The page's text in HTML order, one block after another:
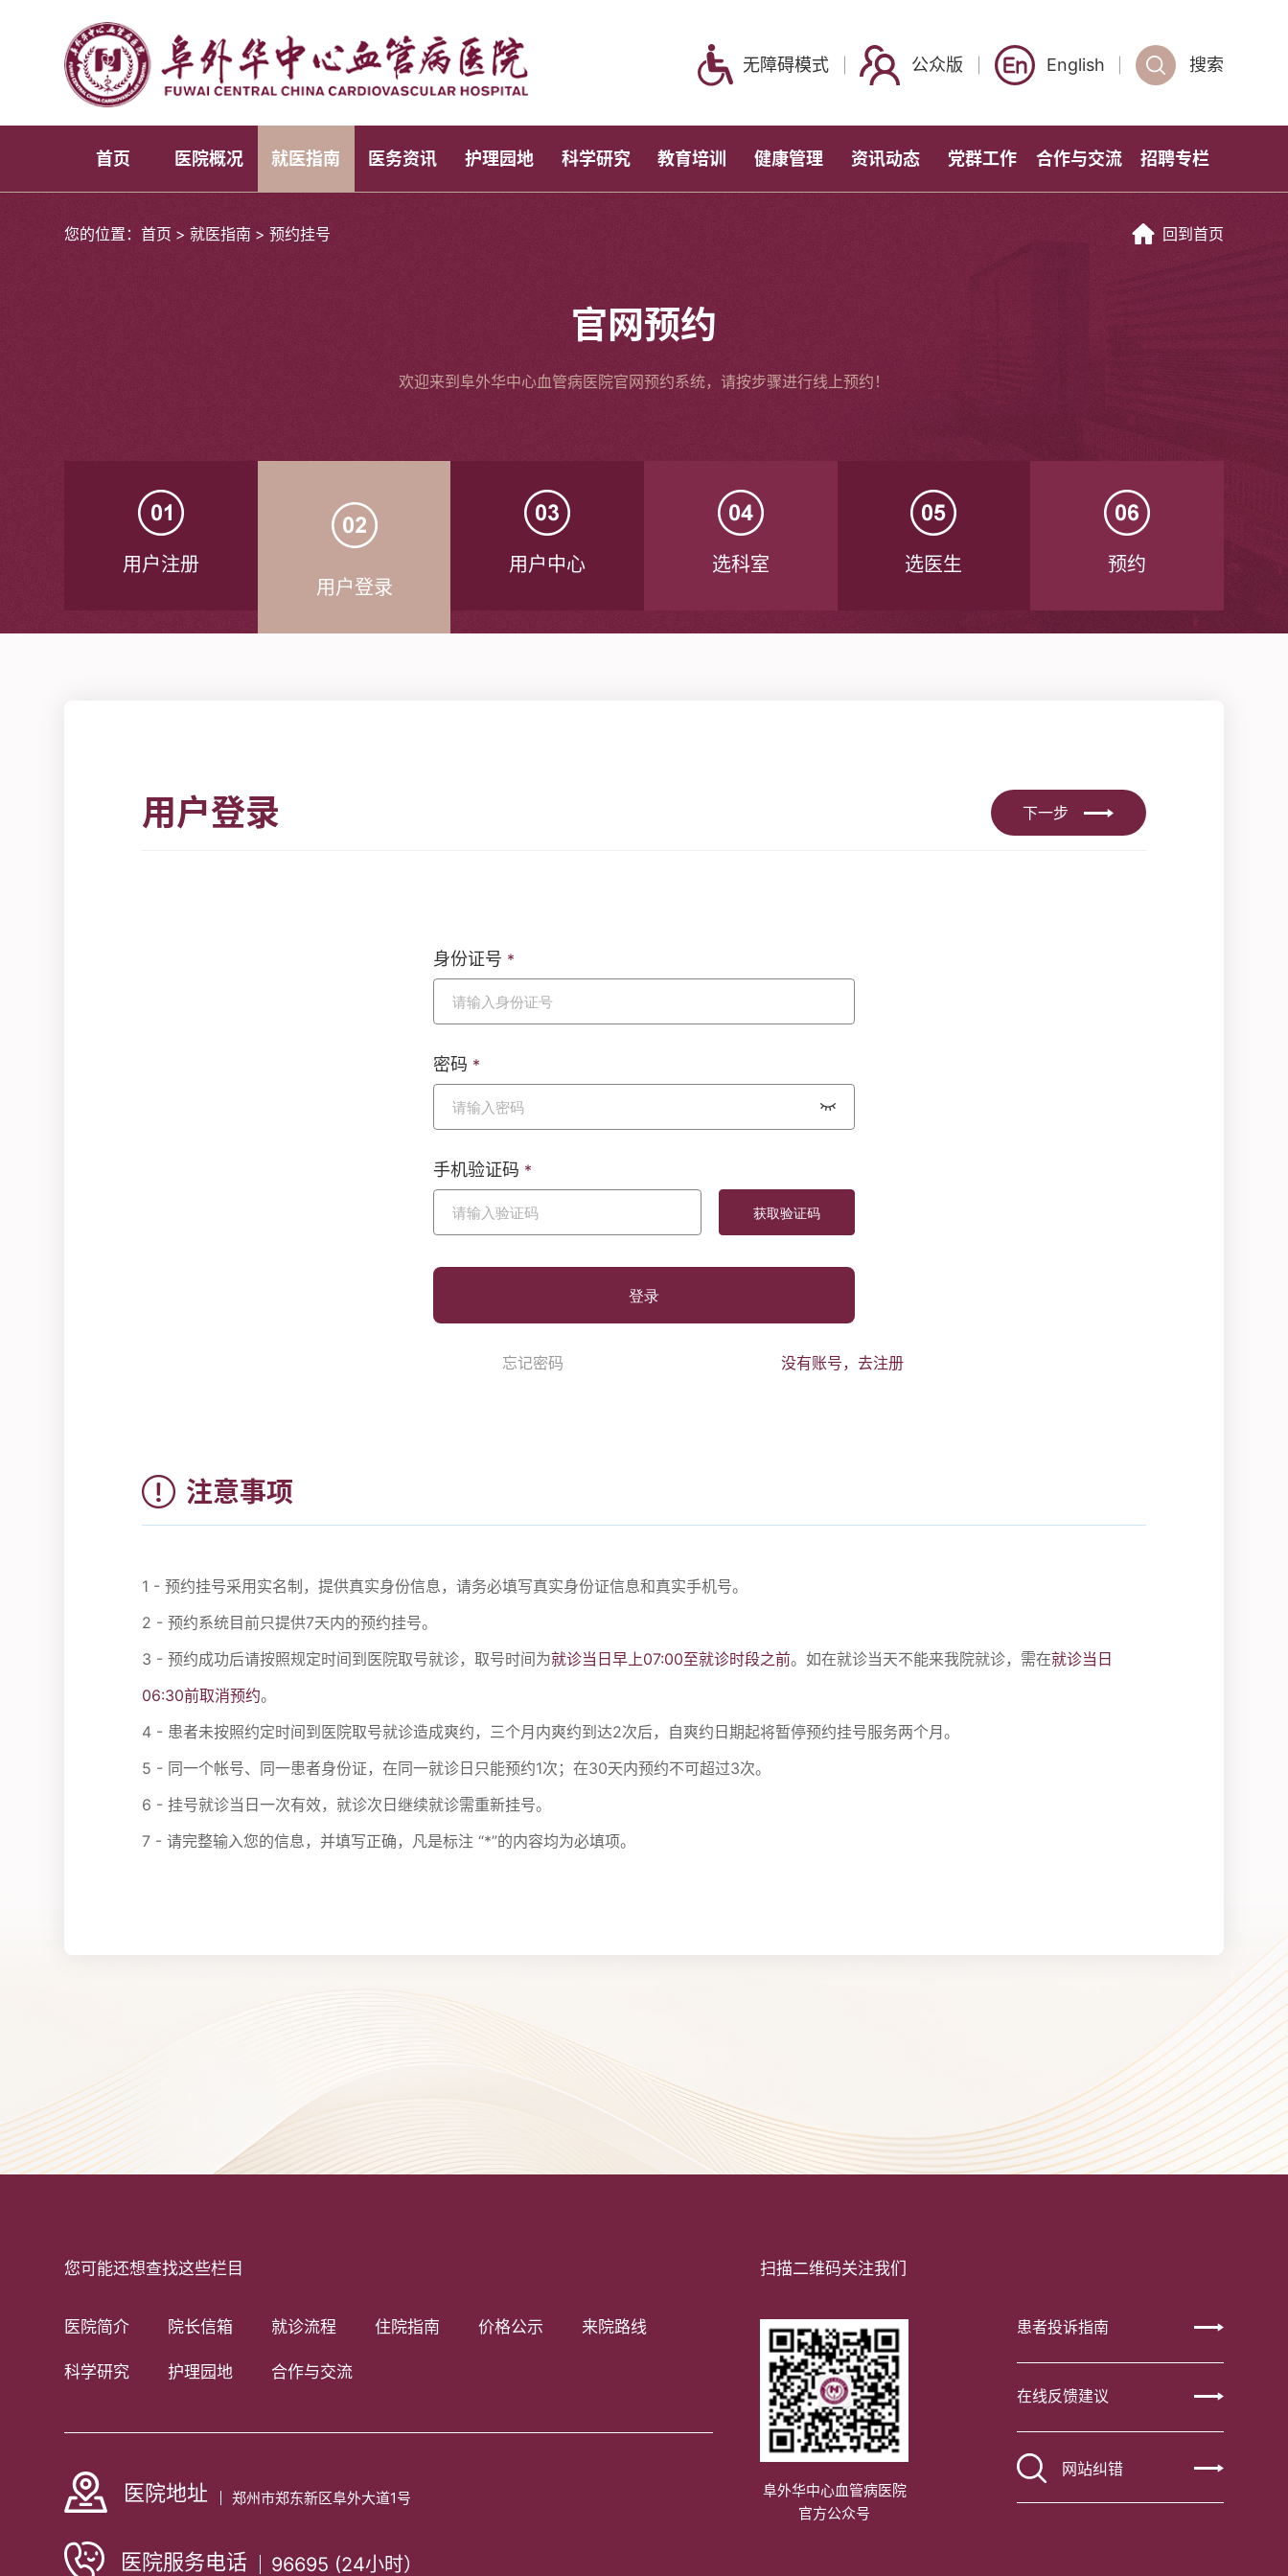
无障碍模式 公众版 English 搜索
首页 医院概况 就医指南 医务资讯 护理园地 科学研究 教育培训 健康管理 资讯动态 党群工作 合作与交流 招聘专栏
您的位置：首页 > 就医指南 > 预约挂号 回到首页
官网预约
欢迎来到阜外华中心血管病医院官网预约系统，请按步骤进行线上预约！
用户注册
用户登录
用户中心 选科室 选医生 预约
用户登录 下一步
身份证号 *
密码 *
手机验证码 *
登录
忘记密码 没有账号，去注册
注意事项
1 - 预约挂号采用实名制，提供真实身份信息，请务必填写真实身份证信息和真实手机号。
2 - 预约系统目前只提供7天内的预约挂号。
3 - 预约成功后请按照规定时间到医院取号就诊，取号时间为就诊当日早上07:00至就诊时段之前。如在就诊当天不能来我院就诊，需在就诊当日
06:30前取消预约。
4 - 患者未按照约定时间到医院取号就诊造成爽约，三个月内爽约到达2次后，自爽约日期起将暂停预约挂号服务两个月。
5 - 同一个帐号、同一患者身份证，在同一就诊日只能预约1次；在30天内预约不可超过3次。
6 - 挂号就诊当日一次有效，就诊次日继续就诊需重新挂号。
7 - 请完整输入您的信息，并填写正确，凡是标注 “*”的内容均为必填项。
您可能还想查找这些栏目
医院简介 院长信箱 就诊流程 住院指南 价格公示 来院路线
科学研究 护理园地 合作与交流
医院地址 郑州市郑东新区阜外大道1号
医院服务电话 96695 (24小时）
扫描二维码关注我们
阜外华中心血管病医院
官方公众号
患者投诉指南
在线反馈建议
网站纠错